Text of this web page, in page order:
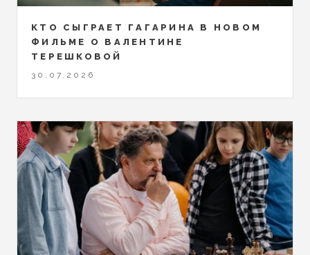
КТО СЫГРАЕТ ГАГАРИНА В НОВОМ
ФИЛЬМЕ О ВАЛЕНТИНЕ
ТЕРЕШКОВОЙ
30.07.2026